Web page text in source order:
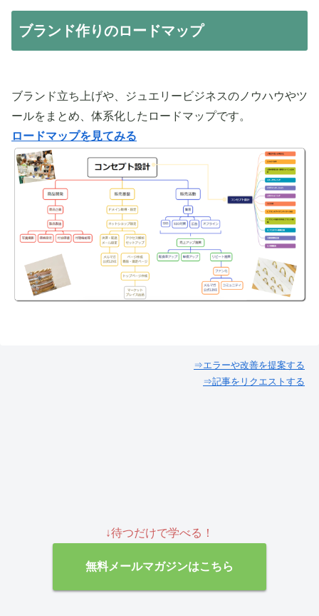
ブランド作りのロードマップ
ブランド立ち上げや、ジュエリービジネスのノウハウやツ
ールをまとめ、体系化したロードマップです。
ロードマップを見てみる
⇒エラーや改善を提案する
⇒記事をリクエストする
↓待つだけで学べる！
無料メールマガジンはこちら